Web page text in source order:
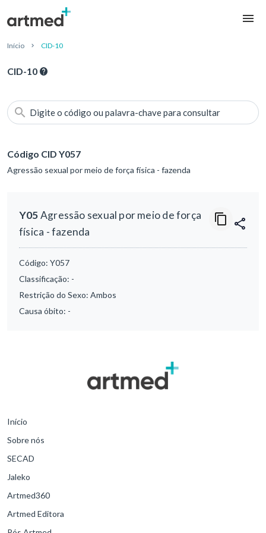
Início CID-10
CID-10
Digite o código ou palavra-chave para consultar
Código CID Y057
Agressão sexual por meio de força física - fazenda
Y05Agressão sexual por meio de força
física - fazenda
Código: Y057
Classificação: -
Restrição do Sexo: Ambos
Causa óbito: -
Início
Sobre nós
SECAD
Jaleko
Artmed360
Artmed Editora